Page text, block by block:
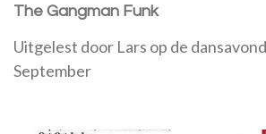
The Gangman Funk
Uitgelest door Lars op de
September